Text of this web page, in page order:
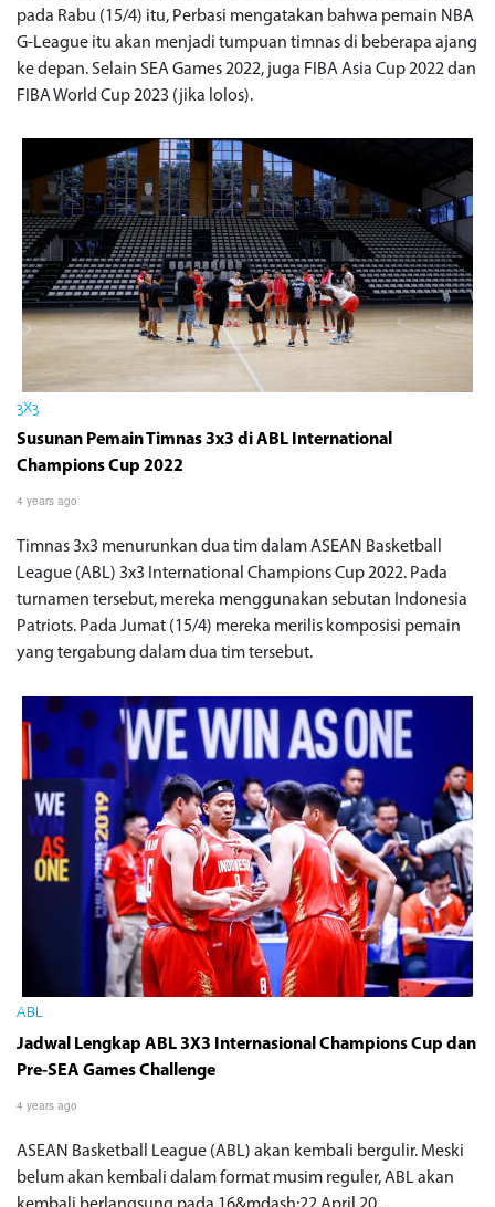
pada Rabu (15/4) itu, Perbasi mengatakan bahwa pemain NBA
G-League itu akan menjadi tumpuan timnas di beberapa ajang
ke depan. Selain SEA Games 2022, juga FIBA Asia Cup 2022 dan
FIBA World Cup 2023 (jika lolos).
3X3
Susunan Pemain Timnas 3x3 di ABL International
Champions Cup 2022
4 years ago
Timnas 3x3 menurunkan dua tim dalam ASEAN Basketball
League (ABL) 3x3 International Champions Cup 2022. Pada
turnamen tersebut, mereka menggunakan sebutan Indonesia
Patriots. Pada Jumat (15/4) mereka merilis komposisi pemain
yang tergabung dalam dua tim tersebut.
ABL
Jadwal Lengkap ABL 3X3 Internasional Champions Cup dan
Pre-SEA Games Challenge
4 years ago
ASEAN Basketball League (ABL) akan kembali bergulir. Meski
belum akan kembali dalam format musim reguler, ABL akan